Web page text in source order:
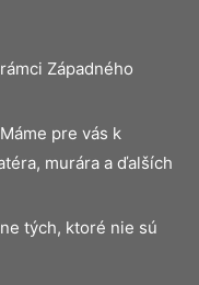
Západného
pre vás k
murára a ďalších
tých, ktoré nie sú